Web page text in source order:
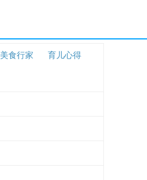
美食行家 育儿心得